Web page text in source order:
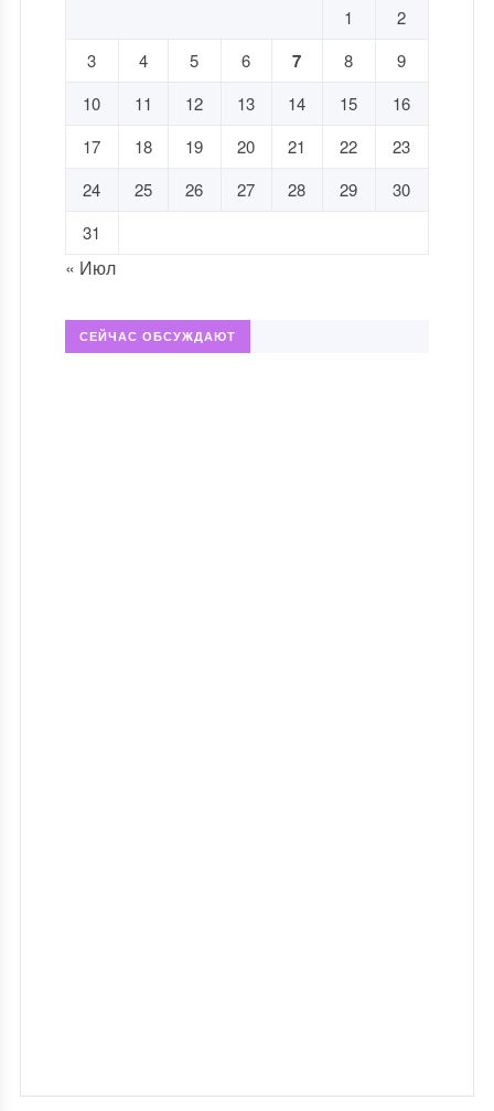
1
2
3
4 5 6 7 8
9
10
11 12 13 14 15
16
17
18 19 20 21 22
23
24
25 26 27 28 29
30
31
« Июл
СЕЙЧАС ОБСУЖДАЮТ